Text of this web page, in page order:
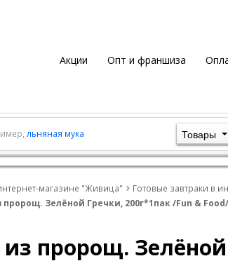
Акции Опт и франшиза
льняная мука Товары
магазине "Живица"
Готовые завтраки в
Зелёной Гречки, 200г*1пак /Fun & Food/
пророщ.